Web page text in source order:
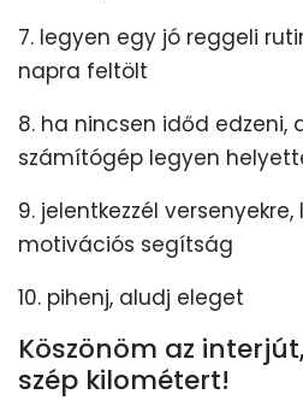
7. legyen egy jó reggeli
napra feltölt
8. ha nincsen időd edzeni,
számítógép legyen
9. jelentkezzél
motivációs segítság
10. pihenj, aludj eleget
Köszönöm az
szép kilométert!